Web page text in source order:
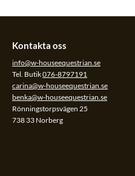
Kontakta oss
info@w-houseequestrian.se
Tel. Butik076-8797191
carina@w-houseequestrian.se
benka@w-houseequestrian.se
Rönningstorpsvägen 25
738 33 Norberg